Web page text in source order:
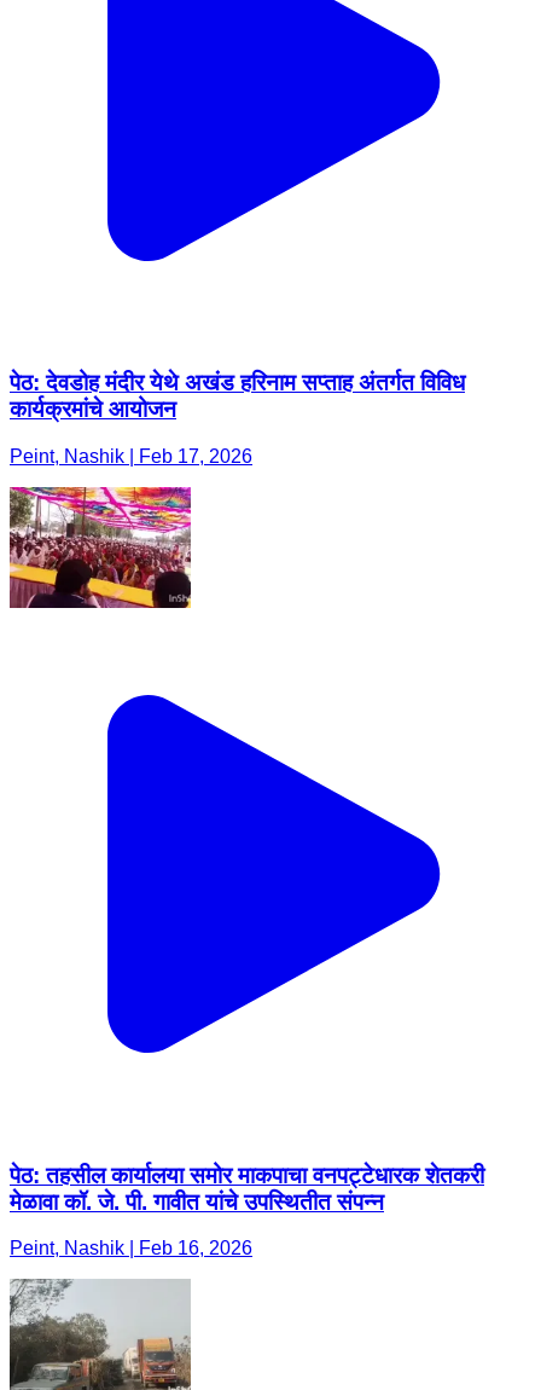
पेठ: देवडोह मंदीर येथे अखंड हरिनाम सप्ताह अंतर्गत विविध
कार्यक्रमांचे आयोजन
Peint, Nashik | Feb 17, 2026
पेठ: तहसील कार्यालया समोर माकपाचा वनपट्टेधारक शेतकरी
मेळावा कॉ. जे. पी. गावीत यांचे उपस्थितीत संपन्न
Peint, Nashik | Feb 16, 2026